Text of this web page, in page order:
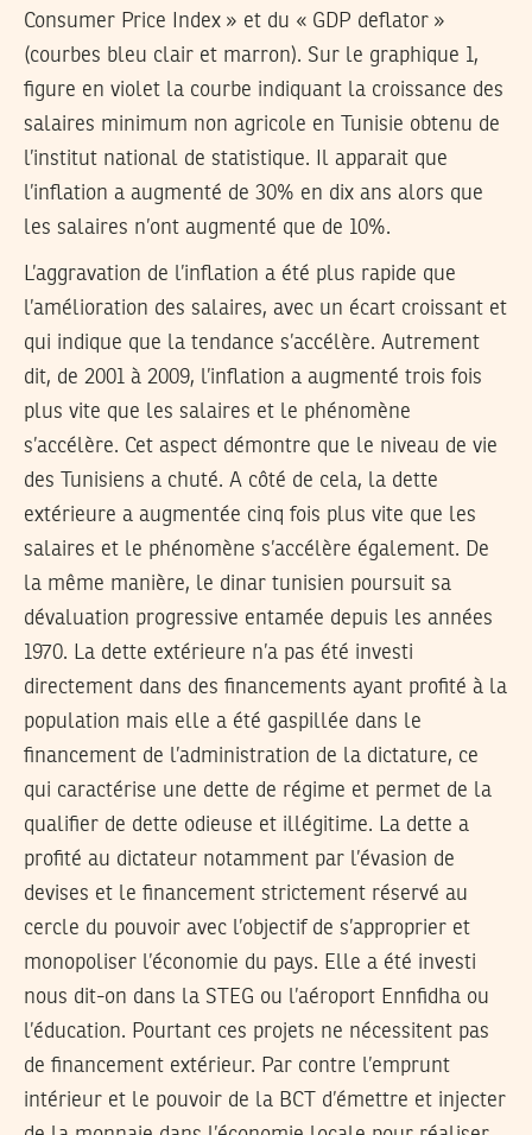
Consumer Price Index » et du « GDP deflator »
(courbes bleu clair et marron). Sur le graphique 1,
figure en violet la courbe indiquant la croissance des
salaires minimum non agricole en Tunisie obtenu de
l’institut national de statistique. Il apparait que
l’inflation a augmenté de 30% en dix ans alors que
les salaires n’ont augmenté que de 10%.
L’aggravation de l’inflation a été plus rapide que
l’amélioration des salaires, avec un écart croissant et
qui indique que la tendance s’accélère. Autrement
dit, de 2001 à 2009, l’inflation a augmenté trois fois
plus vite que les salaires et le phénomène
s’accélère. Cet aspect démontre que le niveau de vie
des Tunisiens a chuté. A côté de cela, la dette
extérieure a augmentée cinq fois plus vite que les
salaires et le phénomène s’accélère également. De
la même manière, le dinar tunisien poursuit sa
dévaluation progressive entamée depuis les années
1970. La dette extérieure n’a pas été investi
directement dans des financements ayant profité à la
population mais elle a été gaspillée dans le
financement de l’administration de la dictature, ce
qui caractérise une dette de régime et permet de la
qualifier de dette odieuse et illégitime. La dette a
profité au dictateur notamment par l’évasion de
devises et le financement strictement réservé au
cercle du pouvoir avec l’objectif de s’approprier et
monopoliser l’économie du pays. Elle a été investi
nous dit-on dans la STEG ou l’aéroport Ennfidha ou
l’éducation. Pourtant ces projets ne nécessitent pas
de financement extérieur. Par contre l’emprunt
intérieur et le pouvoir de la BCT d’émettre et injecter